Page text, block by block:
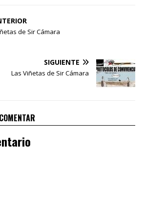
de Sir Cámara
SIGUIENTE
Las Viñetas de Sir Cámara